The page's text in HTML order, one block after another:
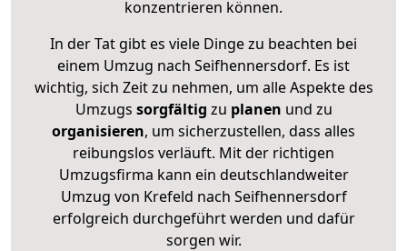
konzentrieren können.
In der Tat gibt es viele Dinge zu beachten bei
einem Umzug nach Seifhennersdorf. Es ist
wichtig, sich Zeit zu nehmen, um alle Aspekte des
Umzugs sorgfältig zu planen und zu
organisieren, um sicherzustellen, dass alles
reibungslos verläuft. Mit der richtigen
Umzugsfirma kann ein deutschlandweiter
Umzug von Krefeld nach Seifhennersdorf
erfolgreich durchgeführt werden und dafür
sorgen wir.